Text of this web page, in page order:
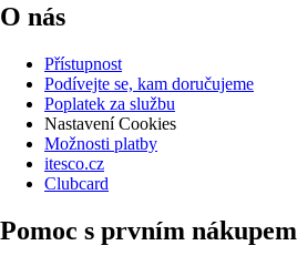
O nás
Přístupnost
Podívejte se, kam doručujeme
Poplatek za službu
Nastavení Cookies
Možnosti platby
itesco.cz
Clubcard
Pomoc s prvním nákupem